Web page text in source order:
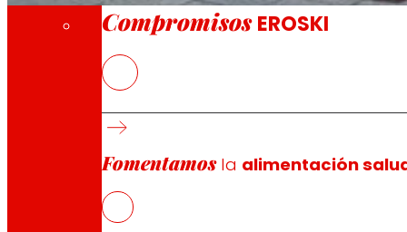
Compromisos EROSKI
Fomentamosla alimentación
La nueva tienda franquiciada ofrece a los
EROSKI mantiene el ritmo de aperturas